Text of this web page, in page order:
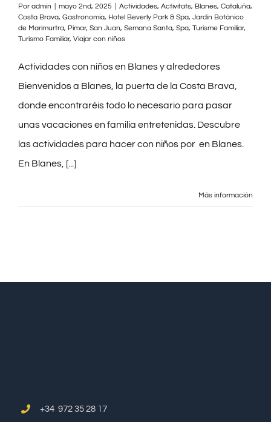
GALERÍA
CONTACTO
BLOG
PRE-CHECKIN
Por admin mayo 2nd, 2025 Actividades, Activitats, Blanes, Cataluña,
Costa Brava, Gastronomía, Hotel Beverly Park & Spa, Jardín Botánico
de Marimurtra, Pimar, San Juan, Semana Santa, Spa, Turisme Familiar,
Turismo Familiar, Viajar con niños
Actividades con niños en Blanes y alrededores
Bienvenidos a Blanes, la puerta de la Costa Brava,
donde encontraréis todo lo necesario para pasar
unas vacaciones en familia entretenidas. Descubre
las actividades para hacer con niños por en Blanes.
En Blanes, [...]
Más información
+34 972 35 28 17